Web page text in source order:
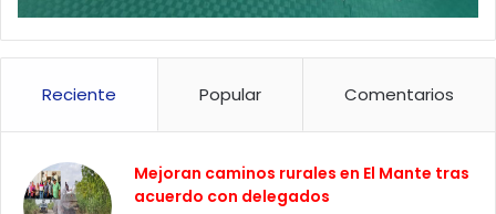
Reciente Popular Comentarios
Mejoran caminos rurales en El Mante tras
acuerdo con delegados